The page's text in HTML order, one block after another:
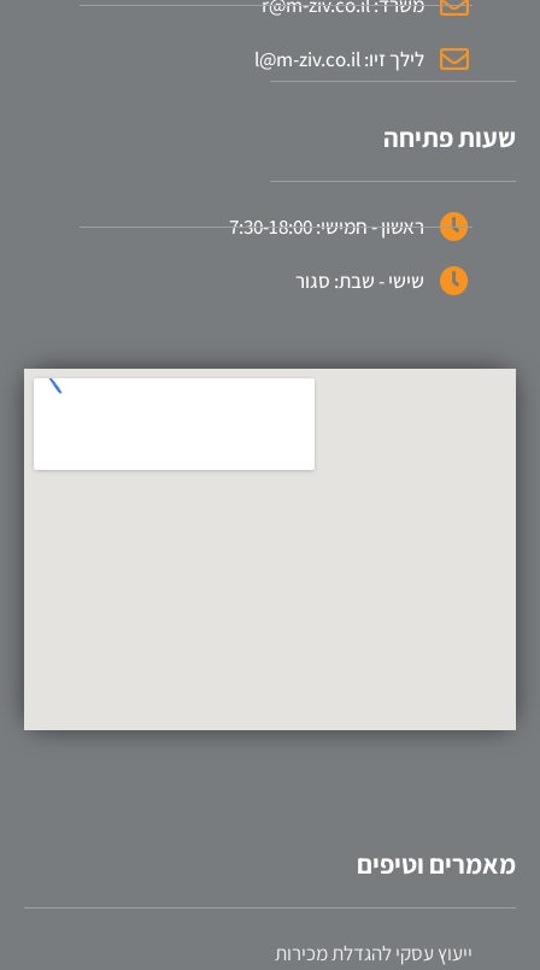
לילך זיו: l@m-ziv.co.il
שעות פתיחה
ראשון - חמישי: 7:30-18:00
שישי - שבת: סגור
מאמרים וטיפים
ייעוץ עסקי להגדלת מכירות